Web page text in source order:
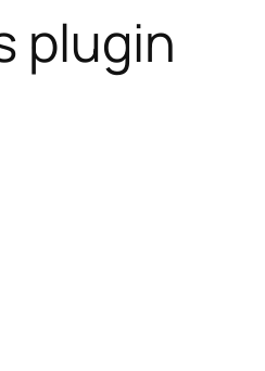
plugin